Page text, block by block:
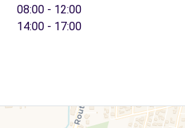
08:00 - 12:00
14:00 - 17:00